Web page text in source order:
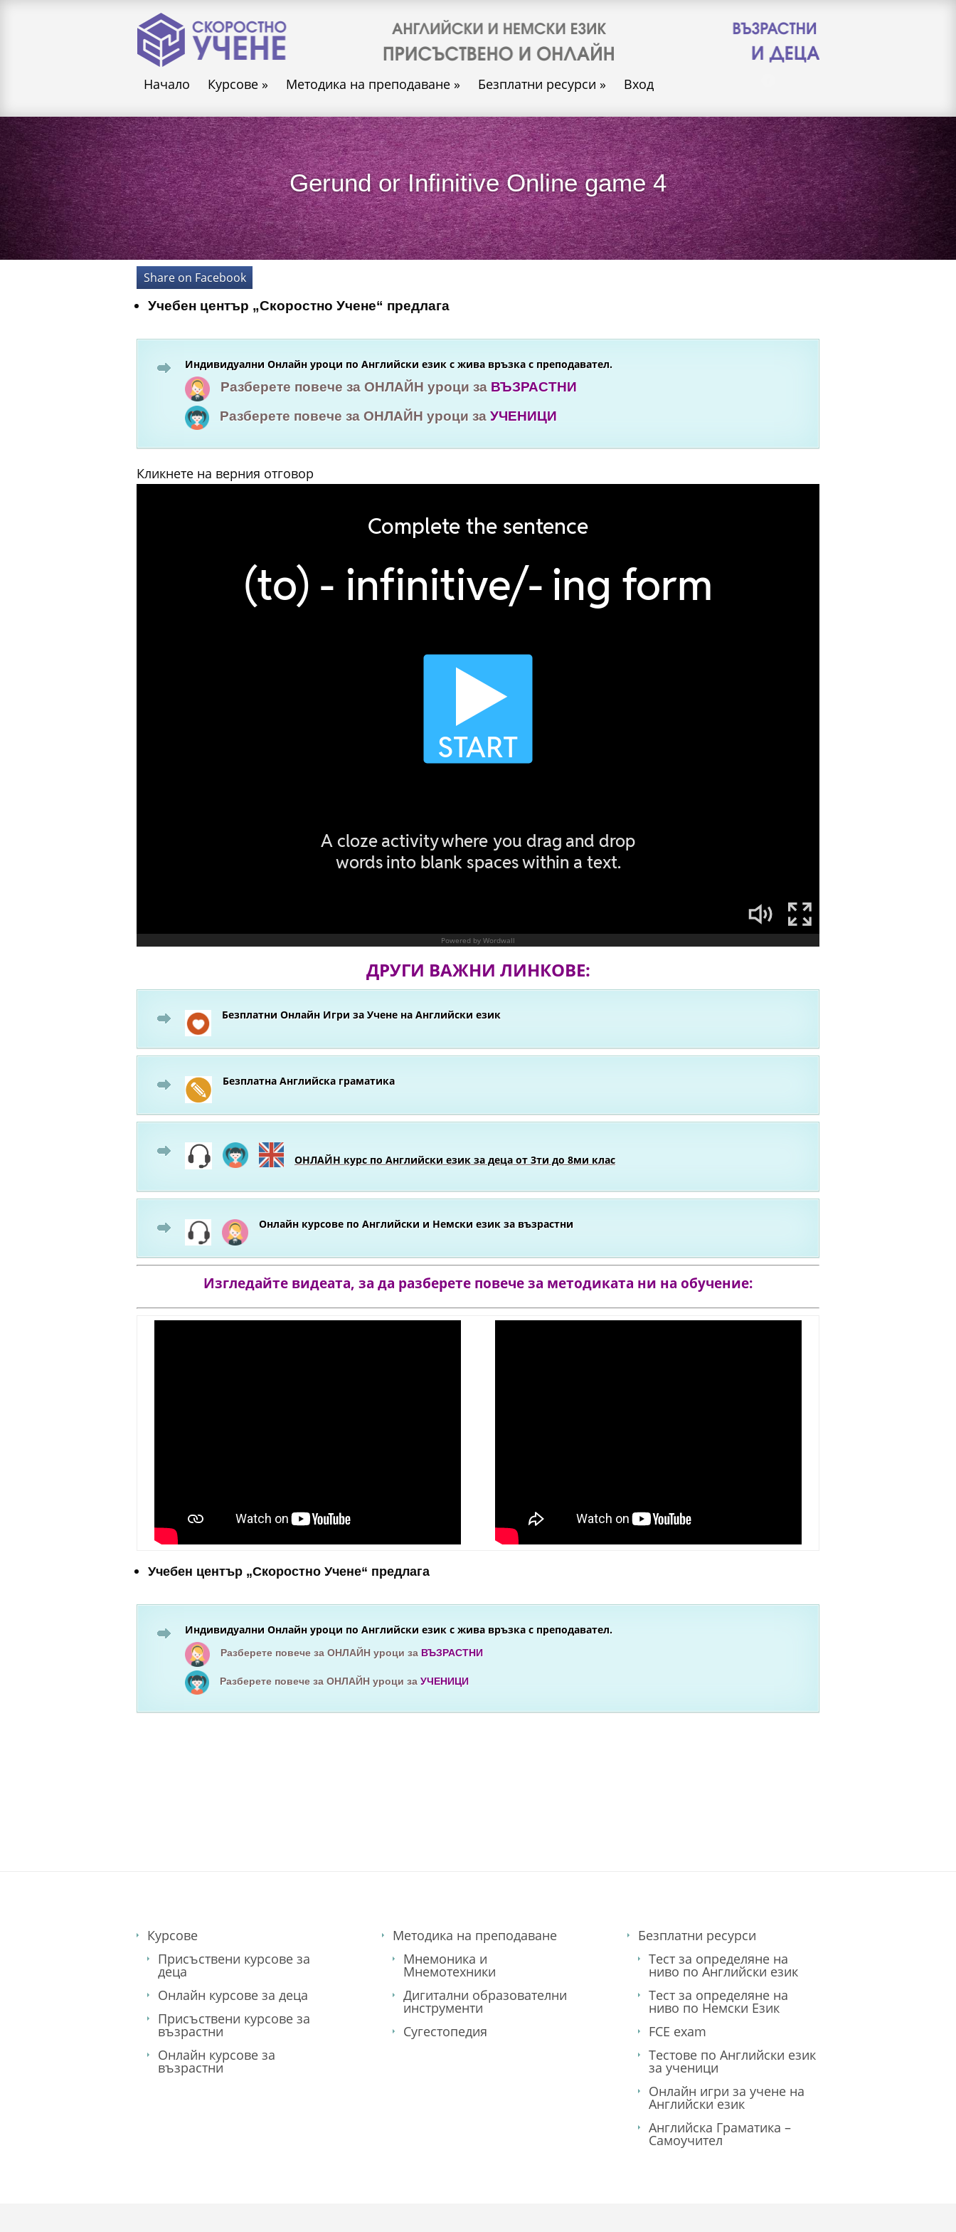
Начало Курсове » Методика на преподаване » Безплатни ресурси » Вход
Gerund or Infinitive Online game 4
Share on Facebook
Учебен център „Скоростно Учене“ предлага
Индивидуални Онлайн уроци по Английски език с жива връзка с преподавател.
Разберете повече за ОНЛАЙН уроци за ВЪЗРАСТНИ
Разберете повече за ОНЛАЙН уроци за УЧЕНИЦИ
Кликнете на верния отговор
ДРУГИ ВАЖНИ ЛИНКОВЕ:
Безплатни Онлайн Игри за Учене на Английски език
Безплатна Английска граматика
ОНЛАЙН курс по Английски език за деца от 3ти до 8ми клас
Онлайн курсове по Английски и Немски език за възрастни
Изгледайте видеата, за да разберете повече за методиката ни на обучение:
Учебен център „Скоростно Учене“ предлага
Индивидуални Онлайн уроци по Английски език с жива връзка с преподавател.
Разберете повече за ОНЛАЙН уроци за ВЪЗРАСТНИ
Разберете повече за ОНЛАЙН уроци за УЧЕНИЦИ
Курсове
Присъствени курсове за
деца
Онлайн курсове за деца
Присъствени курсове за
възрастни
Онлайн курсове за
възрастни
Методика на преподаване
Мнемоника и
Мнемотехники
Дигитални образователни
инструменти
Сугестопедия
Безплатни ресурси
Тест за определяне на
ниво по Английски език
Тест за определяне на
ниво по Немски Език
FCE exam
Тестове по Английски език
за ученици
Онлайн игри за учене на
Английски език
Английска Граматика –
Самоучител